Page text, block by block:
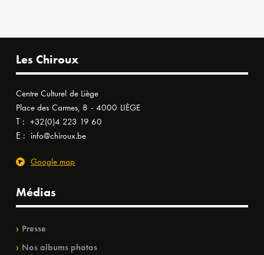
Les Chiroux
Centre Culturel de Liège
Place des Carmes, 8 - 4000 LIÈGE
T : +32(0)4 223 19 60
E : info@chiroux.be
Google map
Médias
Presse
Nos albums photos